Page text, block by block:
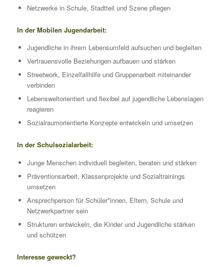
Netzwerke in Schule, Stadtteil und Szene pflegen
In der Mobilen Jugendarbeit:
Jugendliche in ihrem Lebensumfeld aufsuchen und begleiten
Vertrauensvolle Beziehungen aufbauen und stärken
Streetwork, Einzelfallhilfe und Gruppenarbeit miteinander
verbinden
Lebensweltorientiert und flexibel auf jugendliche Lebenslagen
reagieren
Sozialraumorientierte Konzepte entwickeln und umsetzen
In der Schulsozialarbeit:
Junge Menschen individuell begleiten, beraten und stärken
Präventionsarbeit, Klassenprojekte und Sozialtrainings
umsetzen
Ansprechperson für Schüler*innen, Eltern, Schule und
Netzwerkpartner sein
Strukturen entwickeln, die Kinder und Jugendliche stärken
und schützen
Interesse geweckt?